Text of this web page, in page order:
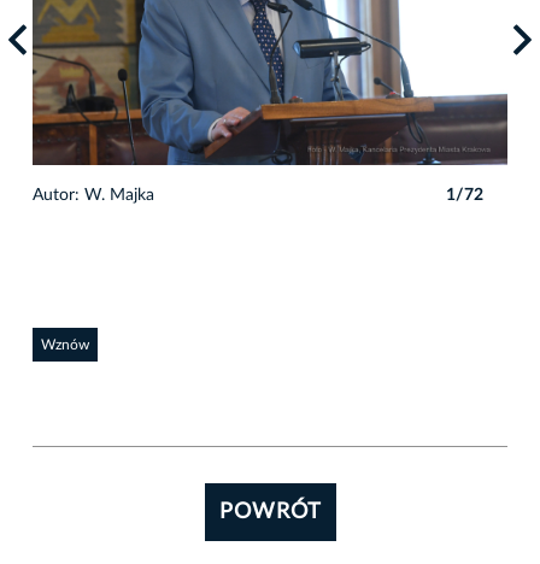
Autor: W. Majka 1/72
Wznów
POWRÓT